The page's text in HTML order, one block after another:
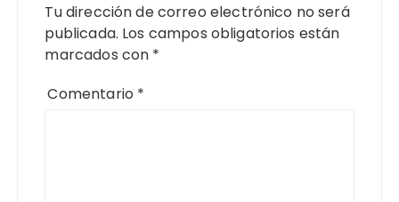
Tu dirección de correo electrónico no será
publicada. Los campos obligatorios están
marcados con *
Comentario *